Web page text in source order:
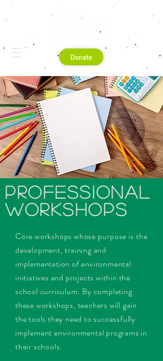
Donate
Professional
workshops
Core workshops whose purpose is the
development, training and
implementation of environmental
initiatives and projects within the
school curriculum. By completing
these workshops, teachers will gain
the tools they need to successfully
implement environmental programs in
their schools.